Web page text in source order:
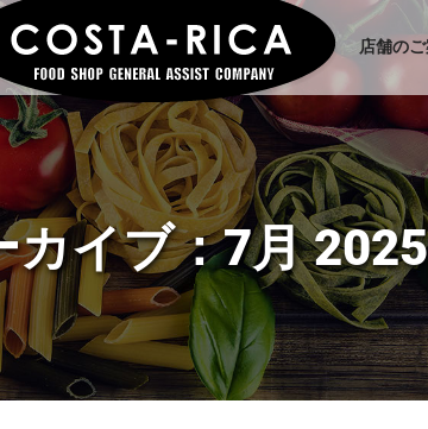
店舗の
カイブ：7月 2025